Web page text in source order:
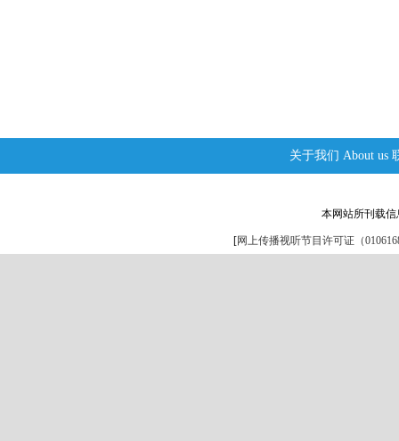
关于我们 About us
本网站所刊载
[网上传播视听节目许可证（